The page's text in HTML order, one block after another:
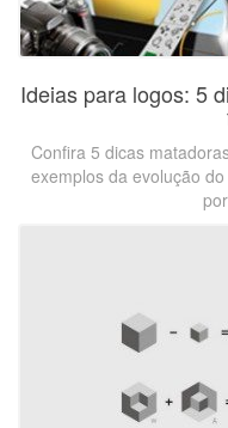
Ideias para logos: 5
Confira 5 dicas
exemplos da evolução